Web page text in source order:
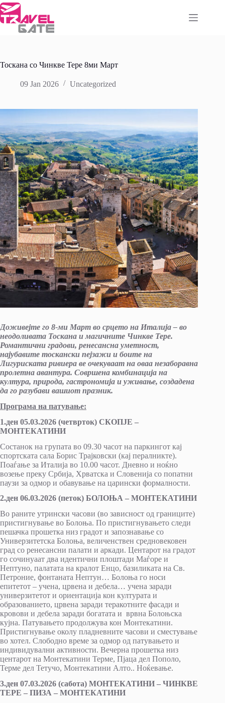
Skip
to
content
Тоскана со Чинкве Тере 8ми Март
09 Jan 2026 Uncategorized
Доживејте го 8-ми Март во срцето на Италија – во
неодоливата Тоскана и магичните Чинкве Тере.
Романтични градови, ренесансна уметност,
најубавите тоскански пејзажи и боите на
Лигуриската ривиера ве очекуваат на оваа незаборавна
пролетна авантура. Совршена комбинација на
култура, природа, гастрономија и уживање, создадена
да го разубави вашиот празник.
Програма на патување:
1.ден 05.03.2026 (четврток) СКОПЈЕ –
МОНТЕКАТИНИ
Состанок на групата во 09.30 часот на паркингот кај
спортската сала Борис Трајковски (кај пералникте).
Поаѓање за Италија во 10.00 часот. Дневно и ноќно
возење преку Србија, Хрватска и Словенија со попатни
паузи за одмор и обавување на царински формалности.
2.ден 06.03.2026 (петок) БОЛОЊА – МОНТЕКАТИНИ
Во раните утрински часови (во зависност од границите)
пристигнување во Болоња. По пристигнувањето следи
пешачка прошетка низ градот и запознавање со
Универзитетска Болоња, величенствен средновековен
град со ренесансни палати и аркади. Центарот на градот
го сочинуаат два идентични плоштади Маѓоре и
Нептуно, палатата на кралот Енцо, базиликата на Св.
Петроние, фонтаната Нептун… Болоња го носи
епитетот – учена, црвена и дебела… учена заради
универзитетот и ориентација кон културата и
образованието, црвена заради теракотните фасади и
кровови и дебела заради богатата и врвна Болоњска
кујна. Патувањето продолжува кон Монтекатини.
Пристигнување околу пладневните часови и сместување
во хотел. Слободно време за одмор од патувањето и
индивидувални активности. Вечерна прошетка низ
центарот на Монтекатини Терме, Пјаца дел Пополо,
Терме дел Тетучо, Монтекатини Алто.. Ноќевање.
3.ден 07.03.2026 (сабота) МОНТЕКАТИНИ – ЧИНКВЕ
ТЕРЕ – ПИЗА – МОНТЕКАТИНИ